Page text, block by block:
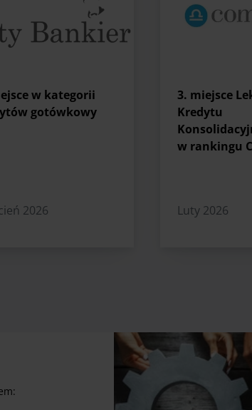
w kategorii
gotówkowy
2026
3. miejsce
Kredytu
w rankingu
Luty 2026